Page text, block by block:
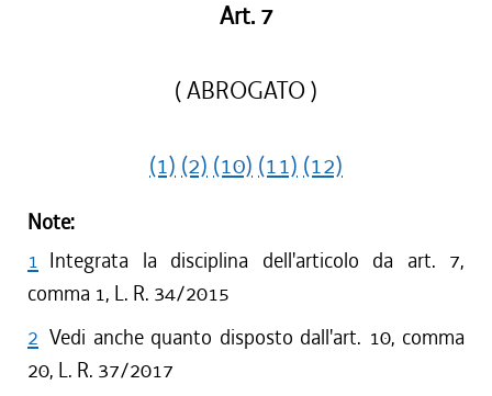
Art. 7
( ABROGATO )
(1) (2) (10) (11) (12)
Note:
1 Integrata la disciplina dell'articolo da art. 7,
comma 1, L. R. 34/2015
2 Vedi anche quanto disposto dall'art. 10, comma
20, L. R. 37/2017